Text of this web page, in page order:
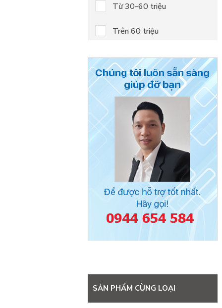
Từ 30-60 triệu
Trên 60 triệu
SẢN PHẨM CÙNG LOẠI